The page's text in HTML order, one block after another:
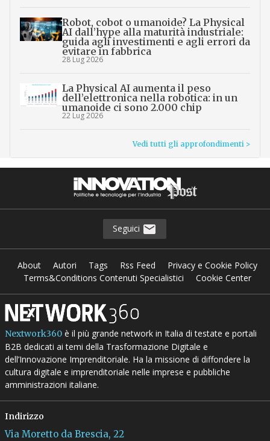
Robot, cobot o umanoide? La Physical
AI dall’hype alla maturità industriale:
guida agli investimenti e agli errori da
evitare in fabbrica
28 Lug 2026
La Physical AI aumenta il peso
dell’elettronica nella robotica: in un
umanoide ci sono 2.000 chip
22 Lug 2026
Vedi tutti gli approfondimenti >
Seguici
About Autori Tags Rss Feed
Privacy e Cookie Policy
Terms&Conditions Contenuti Specialistici
Cookie Center
Nextwork360è il più grande network in Italia di testate e portali
B2B dedicati ai temi della Trasformazione Digitale e
dell’Innovazione Imprenditoriale. Ha la missione di diffondere la
cultura digitale e imprenditoriale nelle imprese e pubbliche
amministrazioni italiane.
Indirizzo
Via Moretto da Brescia, 22